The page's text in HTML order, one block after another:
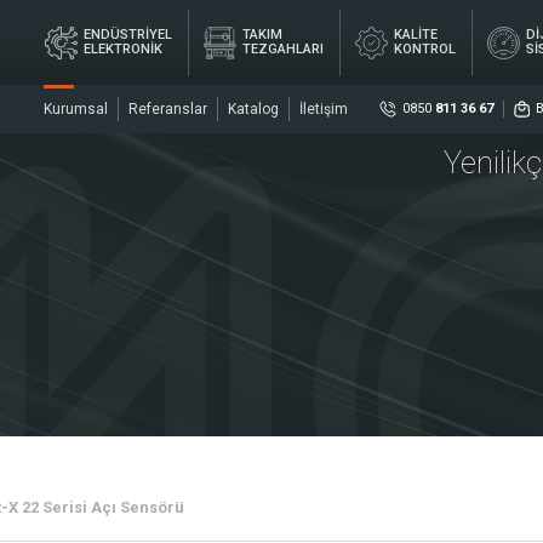
KALİTE
KONTROL
ENDÜSTRİYEL
ELEKTRONİK
TAKIM
TEZGAHLARI
KALİTE
KONTROL
Kurumsal Referanslar Katalog İletişim 0850 811 36 67
X 22 Serisi Açı Sensörü